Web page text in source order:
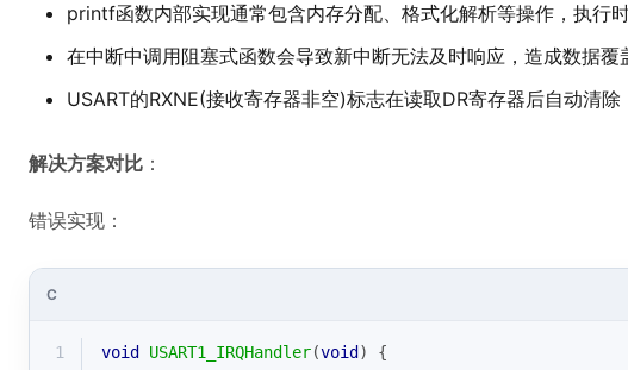
printf函数内部实现通常包含内存分配、格式化解析等操作，执行
在中断中调用阻塞式函数会导致新中断无法及时响应，造成数据覆
USART的RXNE(接收寄存器非空)标志在读取DR寄存器后自动清
解决方案对比 ：
错误实现：
C
1 void USART1_IRQHandler(void )
{